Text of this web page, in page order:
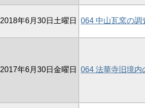
2018年6月30日土曜日 064 中山瓦窯の調
2017年6月30日金曜日 064 法華寺旧境内